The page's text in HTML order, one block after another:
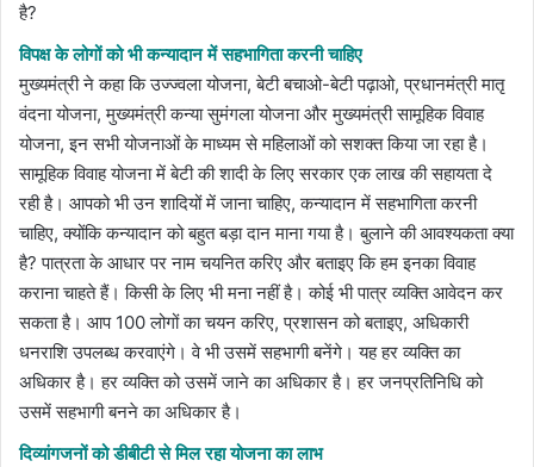
है?
विपक्ष के लोगों को भी कन्यादान में सहभागिता करनी चाहिए
मुख्यमंत्री ने कहा कि उज्ज्वला योजना, बेटी बचाओ-बेटी पढ़ाओ, प्रधानमंत्री मातृ
वंदना योजना, मुख्यमंत्री कन्या सुमंगला योजना और मुख्यमंत्री सामूहिक विवाह
योजना, इन सभी योजनाओं के माध्यम से महिलाओं को सशक्त किया जा रहा है।
सामूहिक विवाह योजना में बेटी की शादी के लिए सरकार एक लाख की सहायता दे
रही है। आपको भी उन शादियों में जाना चाहिए, कन्यादान में सहभागिता करनी
चाहिए, क्योंकि कन्यादान को बहुत बड़ा दान माना गया है। बुलाने की आवश्यकता क्या
है? पात्रता के आधार पर नाम चयनित करिए और बताइए कि हम इनका विवाह
कराना चाहते हैं। किसी के लिए भी मना नहीं है। कोई भी पात्र व्यक्ति आवेदन कर
सकता है। आप 100 लोगों का चयन करिए, प्रशासन को बताइए, अधिकारी
धनराशि उपलब्ध करवाएंगे। वे भी उसमें सहभागी बनेंगे। यह हर व्यक्ति का
अधिकार है। हर व्यक्ति को उसमें जाने का अधिकार है। हर जनप्रतिनिधि को
उसमें सहभागी बनने का अधिकार है।
दिव्यांगजनों को डीबीटी से मिल रहा योजना का लाभ